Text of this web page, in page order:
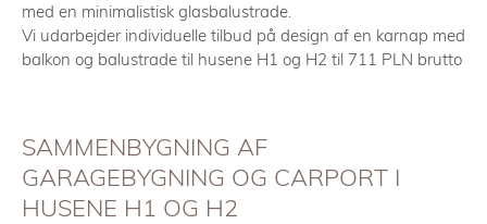
med en minimalistisk glasbalustrade.
Vi udarbejder individuelle tilbud på design af en karnap med
balkon og balustrade til husene H1 og H2 til 711 PLN brutto
SAMMENBYGNING AF
GARAGEBYGNING OG CARPORT I
HUSENE H1 OG H2